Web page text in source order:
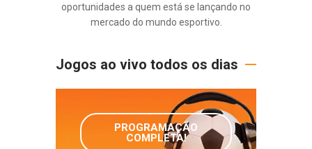
oportunidades a quem está se lançando no
mercado do mundo esportivo.
Jogos ao vivo todos os dias
PROGRAMAÇÃO
COMPLETA!